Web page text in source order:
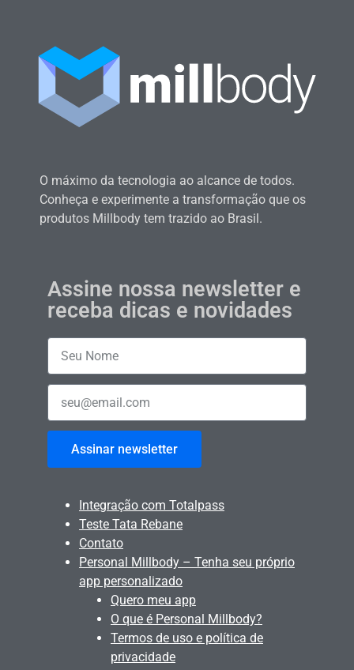
O máximo da tecnologia ao alcance de todos.
Conheça e experimente a transformação que os
produtos Millbody tem trazido ao Brasil.
Assine nossa newsletter e
receba dicas e novidades
Assinar newsletter
Integração com Totalpass
Teste Tata Rebane
Contato
Personal Millbody – Tenha seu próprio
app personalizado
Quero meu app
O que é Personal Millbody?
Termos de uso e política de
privacidade